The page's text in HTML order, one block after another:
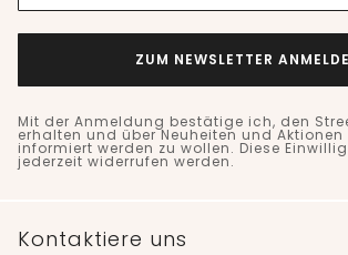
ZUM NEWSLETTER
Mit der Anmeldung bestätige ich, den
erhalten und über Neuheiten und Aktionen
informiert werden zu wollen. Diese
jederzeit widerrufen werden.
Kontaktiere uns